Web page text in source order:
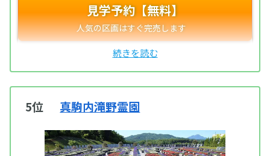
見学予約【無料】
5位 真駒内滝野霊園